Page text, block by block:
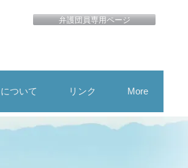
弁護団員専用ページ
ついて リンク More